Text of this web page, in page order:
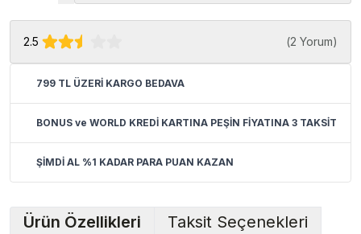
2.5 (2 Yorum)
799 TL ÜZERİ KARGO BEDAVA
BONUS ve WORLD KREDİ KARTINA PEŞİN FİYATINA 3 TAKSİT
ŞİMDİ AL %1 KADAR PARA PUAN KAZAN
Ürün Özellikleri Taksit Seçenekleri